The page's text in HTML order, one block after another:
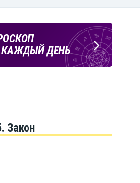
КАЖДЫЙ ДЕНЬ
канал
Белгород»
Закон